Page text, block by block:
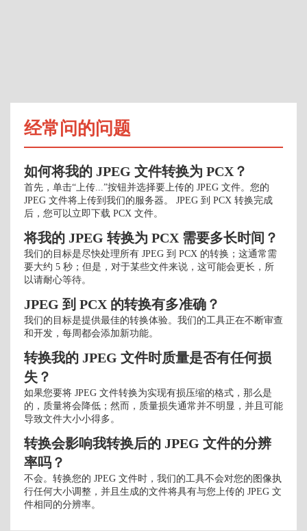
经常问的问题
如何将我的 JPEG 文件转换为 PCX？
首先，单击“上传...”按钮并选择要上传的 JPEG 文件。您的
JPEG 文件将上传到我们的服务器。 JPEG 到 PCX 转换完成
后，您可以立即下载 PCX 文件。
将我的 JPEG 转换为 PCX 需要多长时间？
我们的目标是尽快处理所有 JPEG 到 PCX 的转换；这通常需
要大约 5 秒；但是，对于某些文件来说，这可能会更长，所
以请耐心等待。
JPEG 到 PCX 的转换有多准确？
我们的目标是提供最佳的转换体验。我们的工具正在不断审查
和开发，每周都会添加新功能。
转换我的 JPEG 文件时质量是否有任何损
失？
如果您要将 JPEG 文件转换为实现有损压缩的格式，那么是
的，质量将会降低；然而，质量损失通常并不明显，并且可能
导致文件大小小得多。
转换会影响我转换后的 JPEG 文件的分辨
率吗？
不会。转换您的 JPEG 文件时，我们的工具不会对您的图像执
行任何大小调整，并且生成的文件将具有与您上传的 JPEG 文
件相同的分辨率。